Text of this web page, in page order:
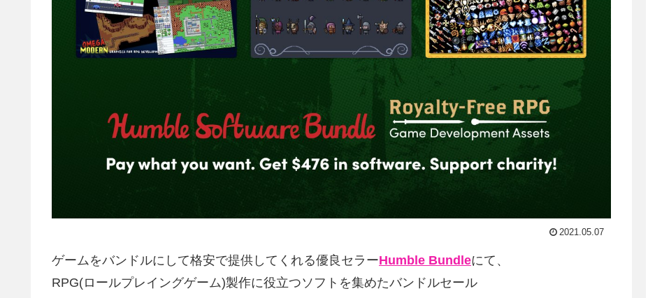
2021.05.07
ゲームをバンドルにして格安で提供してくれる優良セラーHumble Bundleにて、
RPG(ロールプレイングゲーム)製作に役立つソフトを集めたバンドルセール